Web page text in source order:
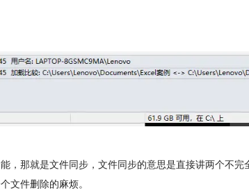
，那就是文件同步，文件同步的意思是直接讲两个不
文件删除的麻烦。